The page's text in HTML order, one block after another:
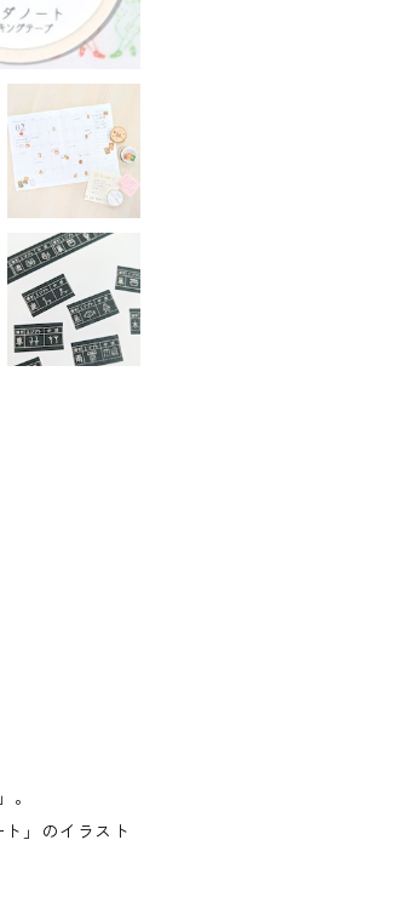
。
」のイラスト